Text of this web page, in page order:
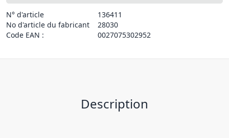
N° d'article
136411
No d'article du fabricant
28030
Code EAN :
0027075302952
Description